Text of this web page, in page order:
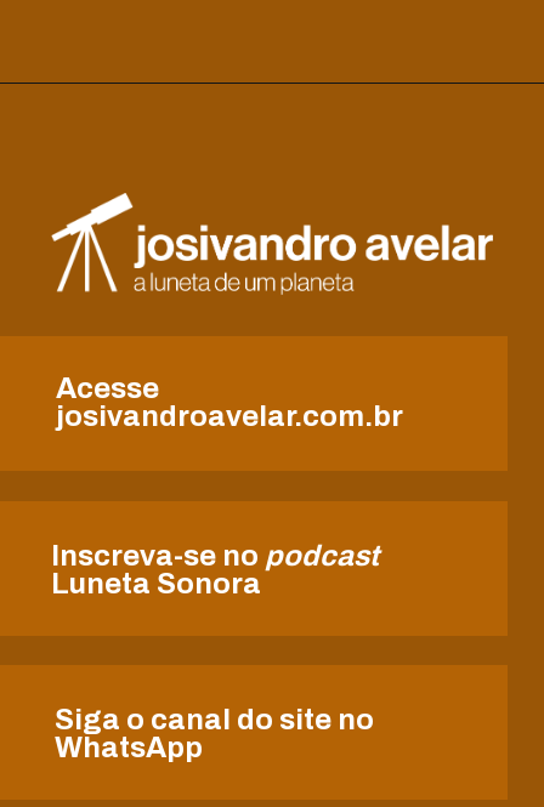
Inscreva-se no podcast
Luneta Sonora
Acesse
josivandroavelar.com.br
Siga o canal do site no
WhatsApp